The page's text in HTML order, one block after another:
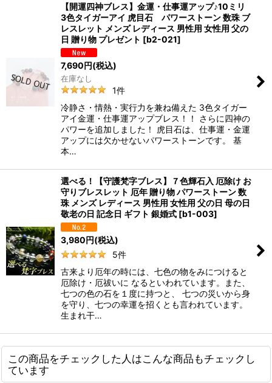
【開運四神ブレス】金運・仕事運アップ♪10ミリ
3色タイガーアイ 虎目石 パワーストーン 数珠 ブ
レスレット メンズ レディース 男性用 女性用 父の
日 贈り物 プレゼント [b2-021]
7,690円(税込)
在庫なし
1件
冷静さ・情熱・実行力を兼ね備えた 3色タイガー
アイ金運・仕事運アップブレス！！ さらに四神の
パワーを追加しました！ 虎目石は、仕事運・金運
アップには欠かせないパワーストーンです。 基
本…
選べる！【守護梵字ブレス】７色輝石入 厄除け お
守りブレスレット 厄年 贈り物 パワーストーン 数
珠 メンズ レディース 男性用 女性用 父の日 母の日
敬老の日 記念日 ギフト 銀婚式 [b1-003]
3,980円(税込)
5件
古来より厄年の時には、七色の物をみにつけると
厄除け・厄祓いに なるといわれています。また、
七つの色の石を１度に持つと、 七つの災いから身
を守り、七つの幸運を招くとも言われています。
生まれ干…
この商品をチェックした人はこんな商品もチェックし
ています